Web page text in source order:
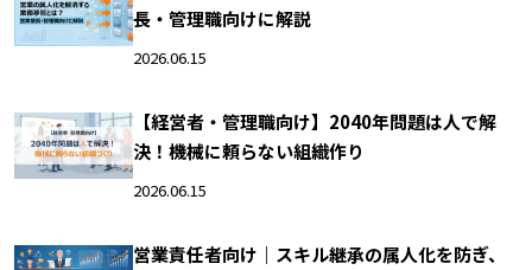
長・管理職向けに解説
2026.06.15
【経営者・管理職向け】2040年問題は人で解
決！機械に頼らない組織作り
2026.06.15
営業責任者向け｜スキル継承の属人化を防ぎ、